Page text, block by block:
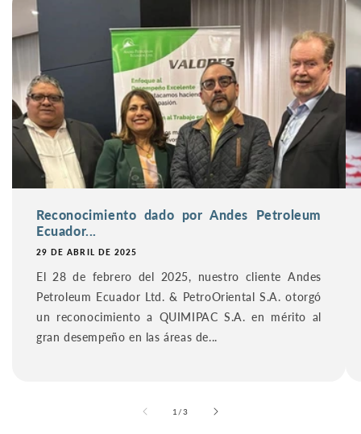
Reconocimiento dado por Andes Petroleum
Ecuador...
29 DE ABRIL DE 2025
El 28 de febrero del 2025, nuestro cliente Andes
Petroleum Ecuador Ltd. & PetroOriental S.A. otorgó
un reconocimiento a QUIMIPAC S.A. en mérito al
gran desempeño en las áreas de...
1 /de
3